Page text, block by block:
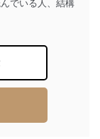
個人情報保
クセス・利
でいる人、結構